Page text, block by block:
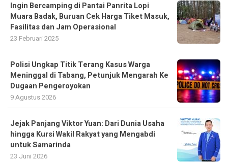
Ingin Bercamping di Pantai Panrita Lopi
Muara Badak, Buruan Cek Harga Tiket Masuk,
Fasilitas dan Jam Operasional
23 Februari 2025
Polisi Ungkap Titik Terang Kasus Warga
Meninggal di Tabang, Petunjuk Mengarah Ke
Dugaan Pengeroyokan
9 Agustus 2026
Jejak Panjang Viktor Yuan: Dari Dunia Usaha
hingga Kursi Wakil Rakyat yang Mengabdi
untuk Samarinda
23 Juni 2026